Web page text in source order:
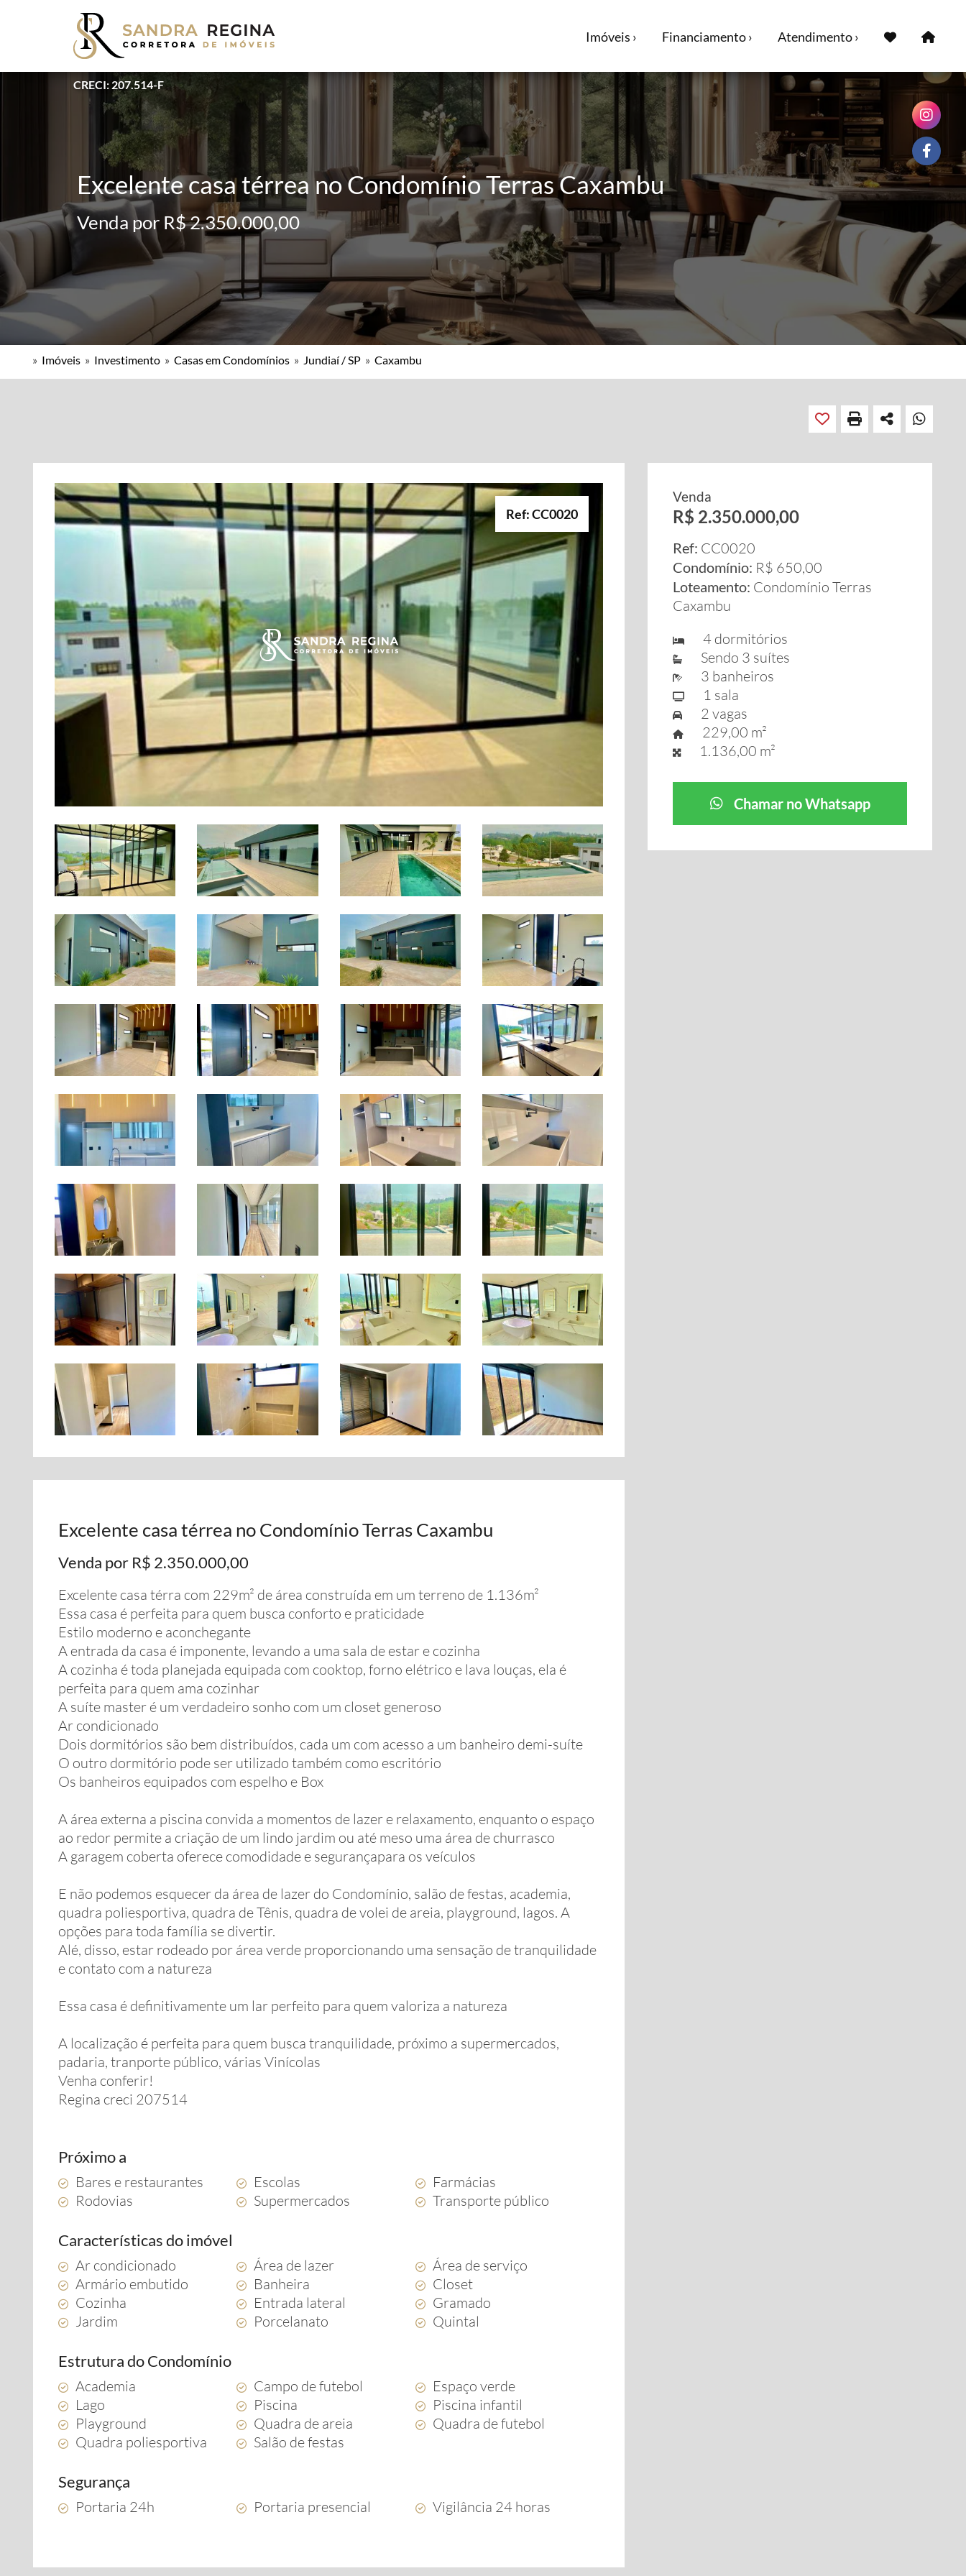
CRECI: 207.514-F
Imóveis › Financiamento › Atendimento ›
Excelente casa térrea no Condomínio Terras Caxambu
Venda por R$ 2.350.000,00
» Imóveis » Investimento » Casas em Condomínios » Jundiaí / SP » Caxambu
Ref: CC0020
Excelente casa térrea no Condomínio Terras Caxambu
Venda por R$ 2.350.000,00
Excelente casa térra com 229m² de área construída em um terreno de 1.136m²
Essa casa é perfeita para quem busca conforto e praticidade
Estilo moderno e aconchegante
A entrada da casa é imponente, levando a uma sala de estar e cozinha
A cozinha é toda planejada equipada com cooktop, forno elétrico e lava louças, ela é
perfeita para quem ama cozinhar
A suíte master é um verdadeiro sonho com um closet generoso
Ar condicionado
Dois dormitórios são bem distribuídos, cada um com acesso a um banheiro demi-suíte
O outro dormitório pode ser utilizado também como escritório
Os banheiros equipados com espelho e Box
A área externa a piscina convida a momentos de lazer e relaxamento, enquanto o espaço
ao redor permite a criação de um lindo jardim ou até meso uma área de churrasco
A garagem coberta oferece comodidade e segurançapara os veículos
E não podemos esquecer da área de lazer do Condomínio, salão de festas, academia,
quadra poliesportiva, quadra de Tênis, quadra de volei de areia, playground, lagos. A
opções para toda família se divertir.
Alé, disso, estar rodeado por área verde proporcionando uma sensação de tranquilidade
e contato com a natureza
Essa casa é definitivamente um lar perfeito para quem valoriza a natureza
A localização é perfeita para quem busca tranquilidade, próximo a supermercados,
padaria, tranporte público, várias Vinícolas
Venha conferir!
Regina creci 207514
Próximo a
Bares e restaurantes Escolas
Farmácias
Rodovias
Supermercados Transporte público
Características do imóvel
Ar condicionado Área de lazer
Área de serviço
Armário embutido
Banheira
Closet
Cozinha
Entrada lateral
Gramado
Jardim
Porcelanato Quintal
Estrutura do Condomínio
Academia Campo de futebol
Espaço verde
Lago
Piscina
Piscina infantil
Playground
Quadra de areia
Quadra de futebol
Quadra poliesportiva
Salão de festas
Segurança
Portaria 24h Portaria presencial Vigilância 24 horas
Venda
R$ 2.350.000,00
Ref: CC0020
Condomínio: R$ 650,00
Loteamento: Condomínio Terras
Caxambu
4 dormitórios
Sendo 3 suítes
3 banheiros
1 sala
2 vagas
229,00 m²
1.136,00 m²
Chamar no Whatsapp